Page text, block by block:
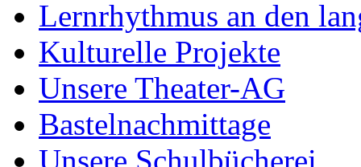
Lernrhythmus an den
Kulturelle Projekte
Unsere Theater-AG
Bastelnachmittage